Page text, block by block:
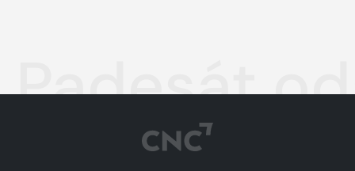
Padesát